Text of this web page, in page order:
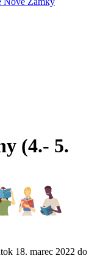
(4.- 5.
18. marec 2022 do